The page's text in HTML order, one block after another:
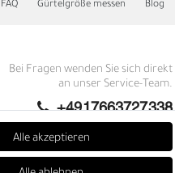
FAQ Gürtelgröße messen Blog
Bei Fragen wenden Sie sich direkt
an unser Service-Team.
+4917663727338
Montag - Freitag, 09:00 - 14:00
info@fronhofer.com
Alle akzeptieren